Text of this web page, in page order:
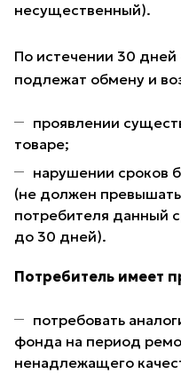
несущественный).
По истечении 30
подлежат обмену и
проявлении
товаре;
нарушении сроков
(не должен
потребителя данный
до 30 дней).
Потребитель имеет
потребовать
фонда на период
ненадлежащего